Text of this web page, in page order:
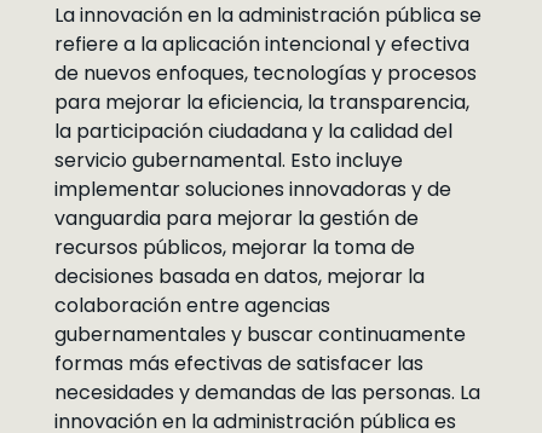
La innovación en la administración pública se
refiere a la aplicación intencional y efectiva
de nuevos enfoques, tecnologías y procesos
para mejorar la eficiencia, la transparencia,
la participación ciudadana y la calidad del
servicio gubernamental. Esto incluye
implementar soluciones innovadoras y de
vanguardia para mejorar la gestión de
recursos públicos, mejorar la toma de
decisiones basada en datos, mejorar la
colaboración entre agencias
gubernamentales y buscar continuamente
formas más efectivas de satisfacer las
necesidades y demandas de las personas. La
innovación en la administración pública es